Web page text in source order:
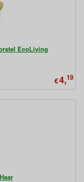
EcoLiving
€4,19